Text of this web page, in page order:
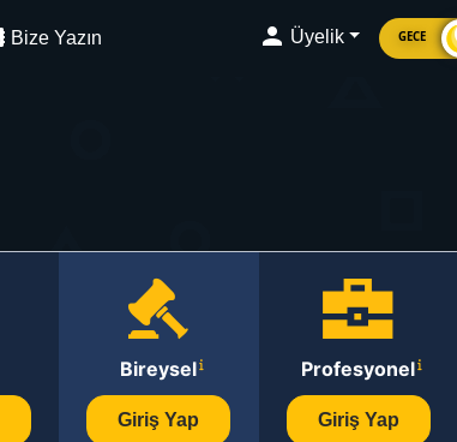
Bize Yazın Üyelik GECE
Bireysel
Giriş Yap
Profesyonel
Giriş Yap